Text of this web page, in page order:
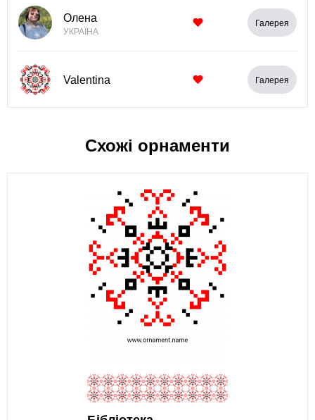
Олена
УКРАЇНА
Галерея
Valentina Галерея
Схожі орнаменти